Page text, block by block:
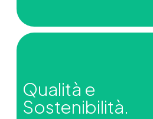
Qualità e
Sostenibilità.